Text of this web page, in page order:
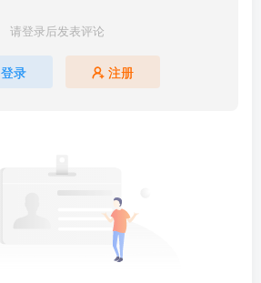
请登录后发表评论
登录 注册